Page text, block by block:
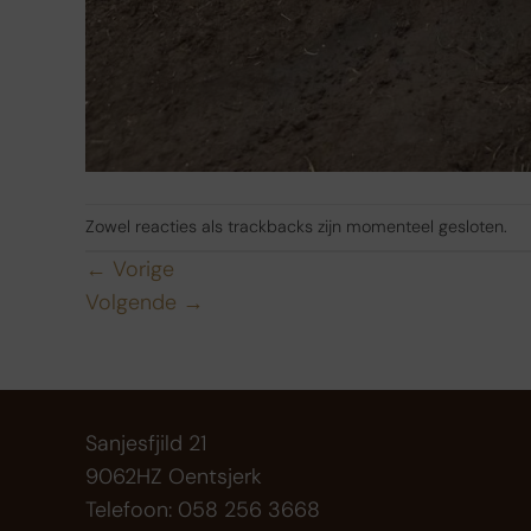
Zowel reacties als trackbacks zijn momenteel gesloten.
← Vorige
Volgende →
Sanjesfjild 21
9062HZ Oentsjerk
Telefoon: 058 256 3668